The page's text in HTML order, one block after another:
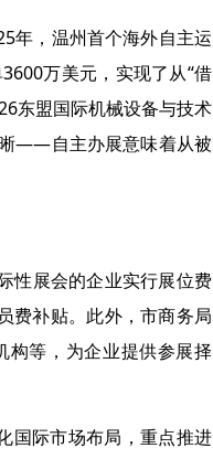
年，温州首个海外自主运
万美元，实现了从“借
东盟国际机械设备与技术
晰——自主办展意味着从被
性展会的企业实行展位费
费补贴。此外，市商务局
构等，为企业提供参展择
际市场布局，重点推进